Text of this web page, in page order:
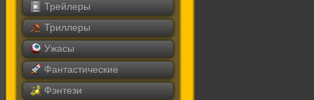
Трейлеры
Триллеры
Ужасы
Фантастические
Фэнтези